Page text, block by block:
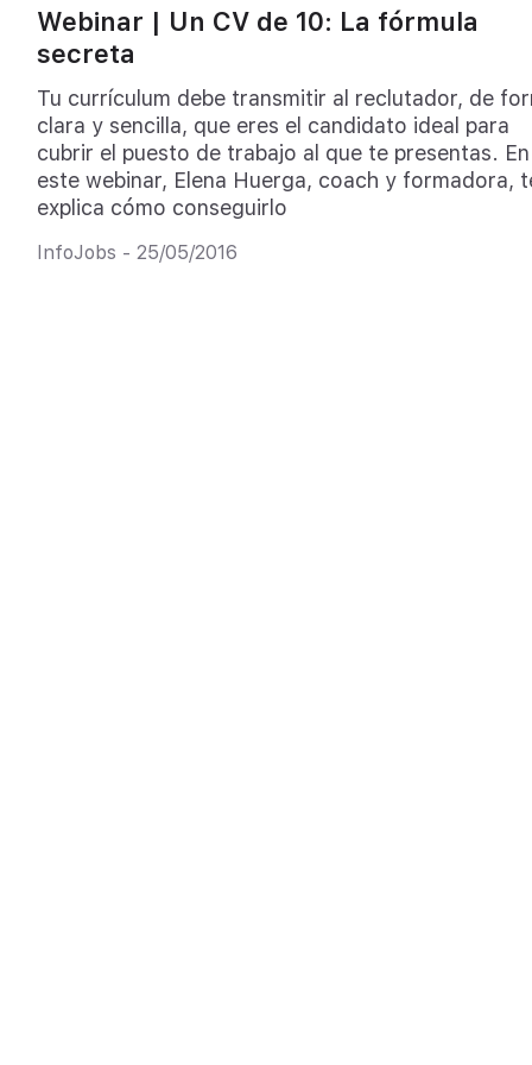
Webinar | Un CV de 10: La fórmula
secreta
Tu currículum debe transmitir al reclutador, de
clara y sencilla, que eres el candidato ideal para
cubrir el puesto de trabajo al que te presentas. En
este webinar, Elena Huerga, coach y formadora,
explica cómo conseguirlo
InfoJobs - 25/05/2016